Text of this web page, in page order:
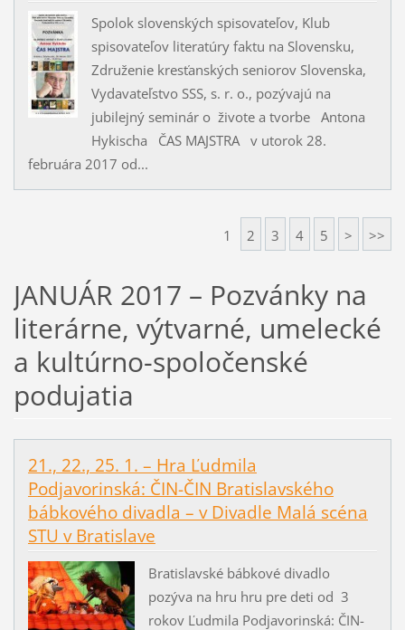
Spolok slovenských spisovateľov, Klub
spisovateľov literatúry faktu na Slovensku,
Združenie kresťanských seniorov Slovenska,
Vydavateľstvo SSS, s. r. o., pozývajú na
jubilejný seminár o živote a tvorbe Antona
Hykischa ČAS MAJSTRA v utorok 28.
februára 2017 od...
1 2 3 4 5 > >>
JANUÁR 2017 – Pozvánky na
literárne, výtvarné, umelecké
a kultúrno-spoločenské
podujatia
21., 22., 25. 1. – Hra Ľudmila
Podjavorinská: ČIN-ČIN Bratislavského
bábkového divadla – v Divadle Malá scéna
STU v Bratislave
Bratislavské bábkové divadlo
pozýva na hru hru pre deti od 3
rokov Ľudmila Podjavorinská: ČIN-